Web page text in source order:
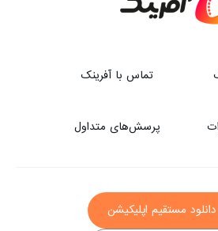
تماس با آفرینک
پرسش‌های متداول
دانلود مستقیم اپلیکیشن